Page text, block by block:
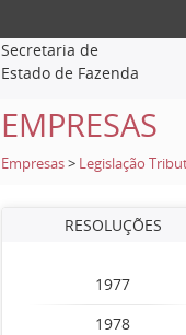
Secretaria de
Estado de Fazenda
EMPRESAS
Empresas > Legislação
RESOLUÇÕES
1977
1978